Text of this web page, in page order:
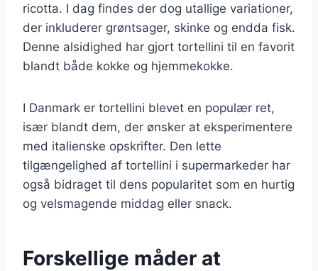
ricotta. I dag findes der dog utallige variationer,
der inkluderer grøntsager, skinke og endda fisk.
Denne alsidighed har gjort tortellini til en favorit
blandt både kokke og hjemmekokke.
I Danmark er tortellini blevet en populær ret,
især blandt dem, der ønsker at eksperimentere
med italienske opskrifter. Den lette
tilgængelighed af tortellini i supermarkeder har
også bidraget til dens popularitet som en hurtig
og velsmagende middag eller snack.
Forskellige måder at